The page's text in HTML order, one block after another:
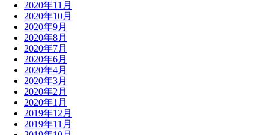
2020年11月
2020年10月
2020年9月
2020年8月
2020年7月
2020年6月
2020年4月
2020年3月
2020年2月
2020年1月
2019年12月
2019年11月